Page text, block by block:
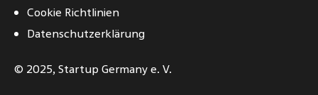
Cookie Richtlinien
Datenschutzerklärung
© 2025,Startup Germany e. V.